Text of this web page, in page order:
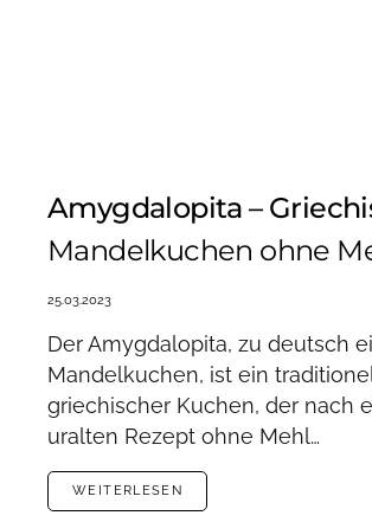
Amygdalopita –
Mandelkuchen ohne
25.03.2023
Der Amygdalopita, zu deutsch
Mandelkuchen, ist ein
griechischer Kuchen, der nach
uralten Rezept ohne Mehl…
WEITERLESEN